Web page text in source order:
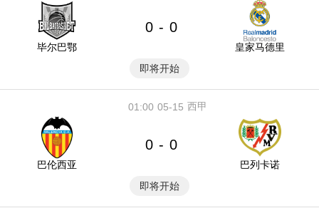
毕尔巴鄂
0 - 0
皇家马德里
即将开始
05-15
01:00 西甲
巴伦西亚
0 - 0
巴列卡诺
即将开始